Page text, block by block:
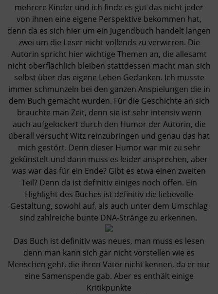
mehrere Kinder und ich finde es gut das nicht jeder
von ihnen eine eigene Perspektive bekommen hat,
denn da es sich hier um ein Jugendbuch handelt langen
zwei um die Leser nicht vollends zu verwirren. Die
Autorin spricht hier wichtige Themen an, die allesamt
nicht oberflächlich bleiben stattdessen macht man sich
selbst über das eigene Leben Gedanken. Ich musste
immer schmunzeln bei den ganzen Anspielungen die in
dem Buch gemacht wurden. Für die Geschichte an sich
brauchte man Zeit, denn sie ist sehr intensiv wenn
auch aufgelockert durch den Humor der Autorin, die
überall versucht Witz reinzubringen und genau das hat
mich gestört. Denn dieser Humor war mir zu sehr
gekünstelt und dann muss es leider ansprechen, aber
was war das für ein Ende? Gibt es etwa einen zweiten
Teil? Denn da ist definitiv einiges noch offen. Ein
Highlight des Buches ist definitiv die liebevolle
Gestaltung, sowohl auf, als auch unter dem Umschlag
sind zahlreiche bunte DNA-Stränge zu erkennen.
Das Buch ist definitiv was neues, man muss es lesen
denn man kann sich gar nicht vorstellen wie es
Menschen geht, die ihren Vater nicht kennen, da er nur
eine Samenspende gab. Aber es enthält einige
Kritikpunkte